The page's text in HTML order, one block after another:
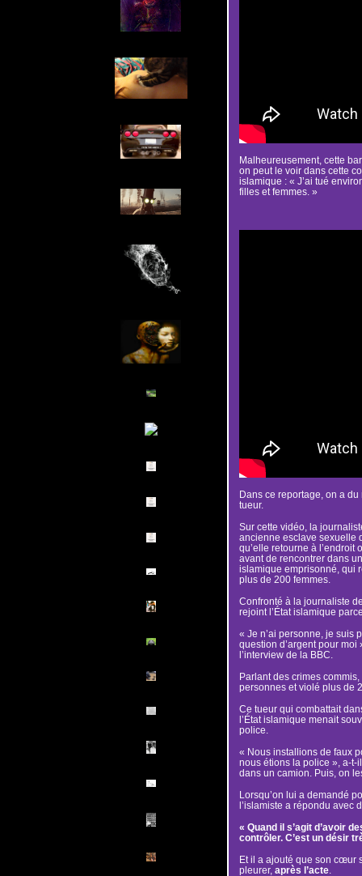
Malheureusement, cette
on peut le voir dans cette
islamique : « J’ai tué
filles et femmes. »
Dans ce reportage, on a
tueur.
Sur cette vidéo, la
ancienne esclave sexuelle
qu’elle retourne à l’endroit
avant de rencontrer dans
islamique emprisonné, qui
plus de 200 femmes.
Confronté à la journaliste
rejoint l’État islamique
« Je n’ai personne, je suis
question d’argent pour
l’interview de la BBC.
Parlant des crimes
personnes et violé plus de
Ce tueur qui combattait
l’État islamique menait
police.
« Nous installions de faux
nous étions la police », a-t-
dans un camion. Puis, on
Lorsqu’on lui a demandé
l’islamiste a répondu avec
« Quand il s’agit d’avoir
contrôler. C’est un désir
Et il a ajouté que son cœur
pleurer, après l’acte.